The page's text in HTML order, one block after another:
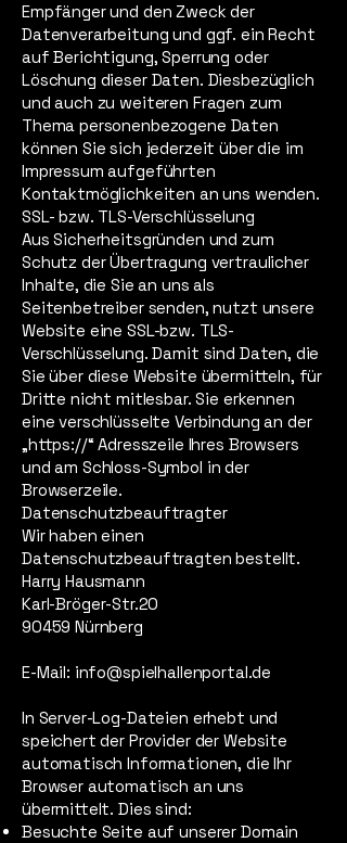
Empfänger und den Zweck der
Datenverarbeitung und ggf. ein Recht
auf Berichtigung, Sperrung oder
Löschung dieser Daten. Diesbezüglich
und auch zu weiteren Fragen zum
Thema personenbezogene Daten
können Sie sich jederzeit über die im
Impressum aufgeführten
Kontaktmöglichkeiten an uns wenden.
SSL- bzw. TLS-Verschlüsselung
Aus Sicherheitsgründen und zum
Schutz der Übertragung vertraulicher
Inhalte, die Sie an uns als
Seitenbetreiber senden, nutzt unsere
Website eine SSL-bzw. TLS-
Verschlüsselung. Damit sind Daten, die
Sie über diese Website übermitteln, für
Dritte nicht mitlesbar. Sie erkennen
eine verschlüsselte Verbindung an der
„https://“ Adresszeile Ihres Browsers
und am Schloss-Symbol in der
Browserzeile.
Datenschutzbeauftragter
Wir haben einen
Datenschutzbeauftragten bestellt.
Harry Hausmann
Karl-Bröger-Str.20
90459 Nürnberg
E-Mail: info@spielhallenportal.de
In Server-Log-Dateien erhebt und
speichert der Provider der Website
automatisch Informationen, die Ihr
Browser automatisch an uns
übermittelt. Dies sind:
Besuchte Seite auf unserer Domain